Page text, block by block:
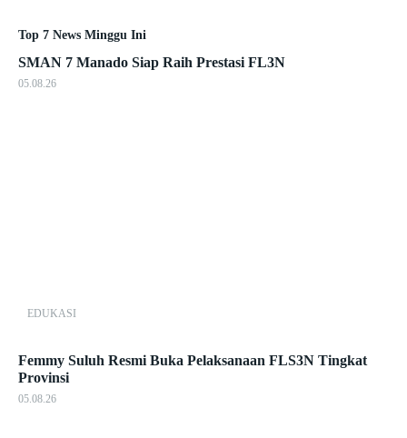
Top 7 News Minggu Ini
SMAN 7 Manado Siap Raih Prestasi FL3N
05.08.26
EDUKASI
Femmy Suluh Resmi Buka Pelaksanaan FLS3N Tingkat
Provinsi
05.08.26